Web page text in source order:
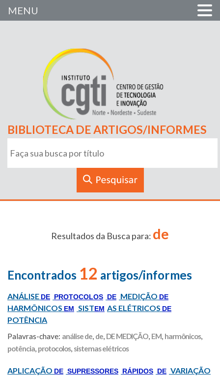
BIBLIOTECA DE ARTIGOS/INFORMES
Resultados da Busca para: de
Encontrados 12 artigos/informes
ANÁLISE DE PROTOCOLOS DE MEDIÇÃO DE
HARMÔNICOS EM SISTEM AS ELÉTRICOS DE
POTÊNCIA
Palavras-chave: análise de, de, DE MEDIÇÃO, EM, harmônicos,
potência, protocolos, sistemas elétricos
APLICAÇÃO DE SUPRESSORES RÁPIDOS DE VARIAÇÃO
MENU